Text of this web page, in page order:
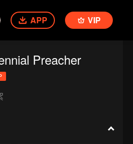
APP VIP
Preacher